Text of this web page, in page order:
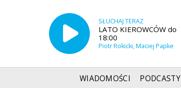
SŁUCHAJ TERAZ
LATO KIEROWCÓW do
18:00
Piotr Rokicki, Maciej Papke
WIADOMOŚCI PODCASTY